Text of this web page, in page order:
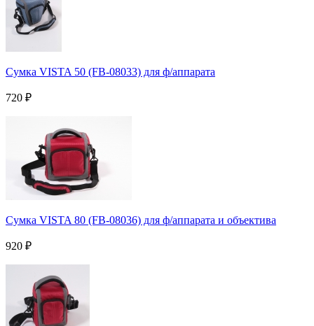
Сумка VISTA 50 (FB-08033) для ф/аппарата
720 ₽
Сумка VISTA 80 (FB-08036) для ф/аппарата и объектива
920 ₽